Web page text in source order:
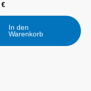
€
In den
Warenkorb